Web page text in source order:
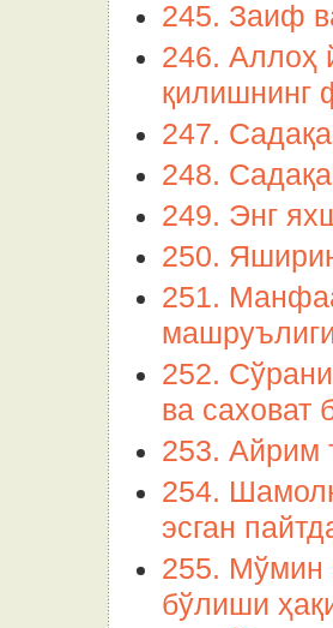
245. Заиф
246. Аллоҳ
қилишнинг
247.
248.
249. Энг
250.
251.
252.
ва саховат
253. Айрим
254.
эсган
255. Мўмин
бўлиши